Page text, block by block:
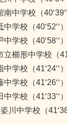
中学校（40‘39‘‘
学校（40‘52‘‘）
学校（40‘58‘‘）
形中学校（
学校（41‘24‘‘）
学校（41‘26‘‘）
学校（41‘33‘‘）
中学校（